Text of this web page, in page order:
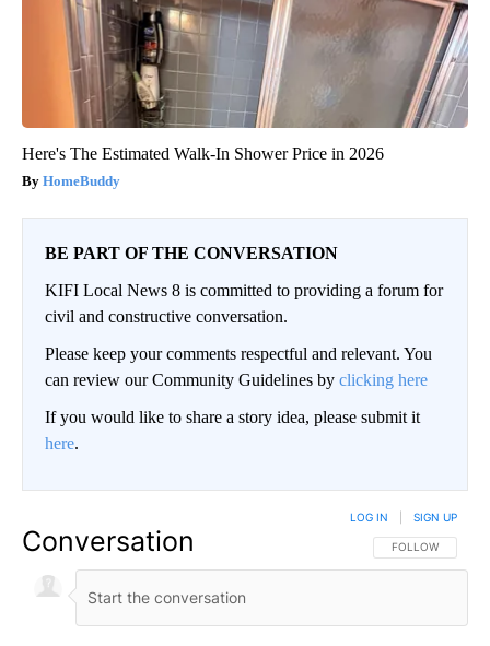
Here's The Estimated Walk-In Shower Price in 2026
HomeBuddy
BE PART OF THE CONVERSATION
KIFI Local News 8 is committed to providing a forum for
civil and constructive conversation.
Please keep your comments respectful and relevant. You
can review our Community Guidelines by clicking here
If you would like to share a story idea, please submit it
here.
Conversation FOLLOW THIS
FOLLOW
LOG IN SIGN UP